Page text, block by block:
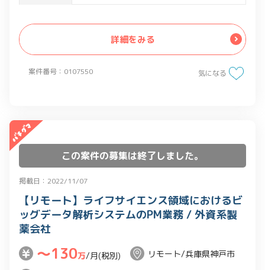
案件番号：0107550
-メンバーの進捗管理
詳細をみる
気になる
この案件の募集は終了しました。
掲載日：2022/11/07
【リモート】ライフサイエンス領域におけるビ
ッグデータ解析システムのPM業務 / 外資系製
薬会社
〜130万/月(税別)
リモート/兵庫県神戸市